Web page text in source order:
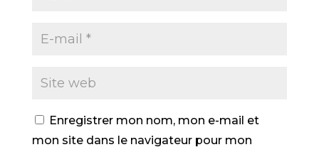
Enregistrer mon nom, mon e-mail et
mon site dans le navigateur pour mon